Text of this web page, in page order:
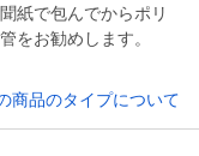
紙で包んでからポリ
をお勧めします。
商品のタイプについて